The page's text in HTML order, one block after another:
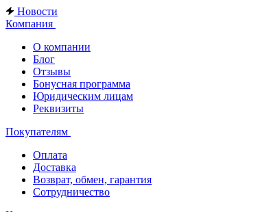
Новости
Компания
О компании
Блог
Отзывы
Бонусная программа
Юридическим лицам
Реквизиты
Покупателям
Оплата
Доставка
Возврат, обмен, гарантия
Сотрудничество